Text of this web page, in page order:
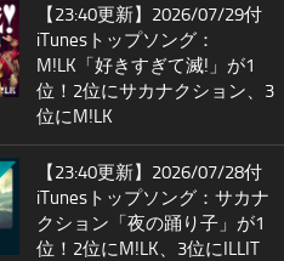
【23:40更新】2026/07/29付
iTunesトップソング：
M!LK「好きすぎて滅!」が1
位！2位にサカナクション、3
位にM!LK
【23:40更新】2026/07/28付
iTunesトップソング：サカナ
クション「夜の踊り子」が1
位！2位にM!LK、3位にILLIT